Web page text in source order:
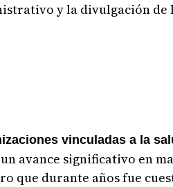
y la divulgación de
vinculadas a la
avance significativo en
que durante años fue